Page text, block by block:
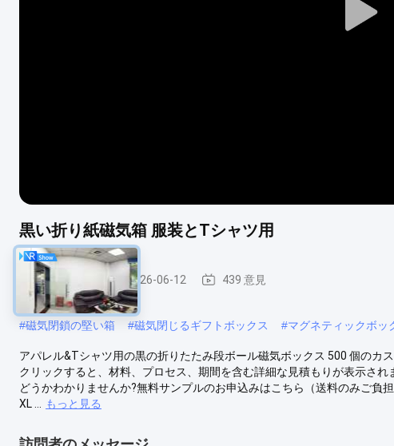
黒い折り紙磁気箱 服装とTシャツ用
磁気閉塞箱 2026-06-12 439 意見
#磁気閉鎖の堅い箱 #磁気閉じるギフトボックス #マグネティックボッ
アパレル&Tシャツ用の黒の折りたたみ段ボール磁気ボックス 500 個のカ
クリックすると、材料、プロセス、期間を含む詳細な見積もりが表示さ
どうかわかりませんか?無料サンプルのお申込みはこちら（送料のみご負
XL ...
もっと見る